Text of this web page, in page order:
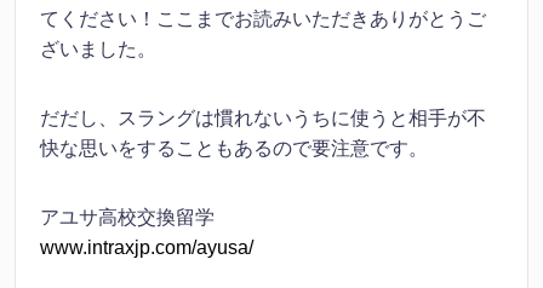
てください！ここまでお読みいただきありがとうご
ざいました。
だだし、スラングは慣れないうちに使うと相手が不
快な思いをすることもあるので要注意です。
アユサ高校交換留学
www.intraxjp.com/ayusa/